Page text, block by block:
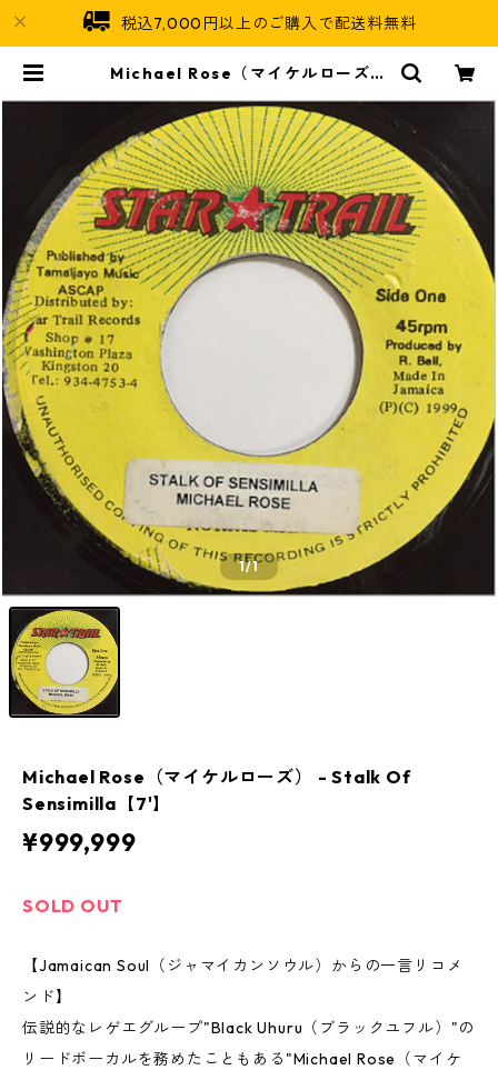
税込7,000円以上のご購入で配送料無料
Michael Rose（マイケルローズ）
maican Soul
1/1
Michael Rose（マイケルローズ） - Stalk Of
Sensimilla【7'】
¥999,999
SOLD OUT
【Jamaican Soul（ジャマイカンソウル）からの一言リコメ
ンド】
伝説的なレゲエグループ"Black Uhuru（ブラックユフル）"の
リードボーカルを務めたこともある"Michael Rose（マイケ